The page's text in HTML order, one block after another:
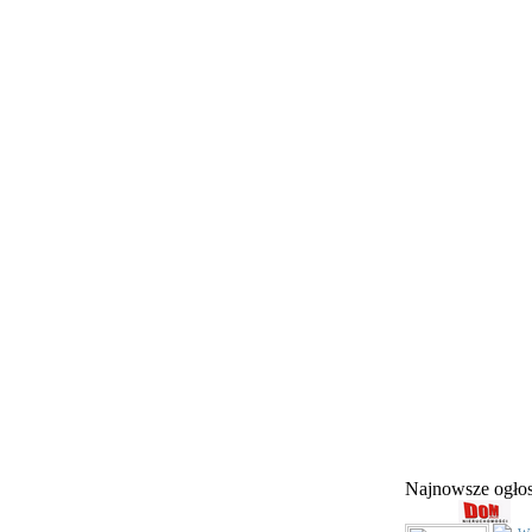
Najnowsze